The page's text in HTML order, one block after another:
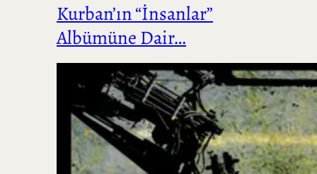
Kurban’ın “İnsanlar”
Albümüne Dair…